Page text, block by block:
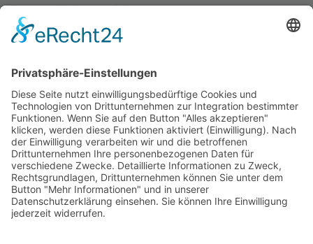
Alle Preise inkl. der gesetzlichen MwSt.
Die durchgestrichenen Preise entsprechen dem bisherigen Preis in
diesem Online-Shop.